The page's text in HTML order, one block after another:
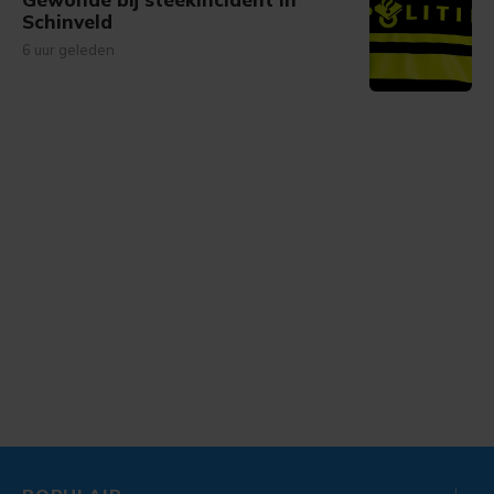
Schinveld
6 uur geleden